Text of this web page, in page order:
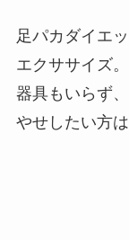
足パカダイエ
エクササイズ。
器具もいらず
やせしたい方